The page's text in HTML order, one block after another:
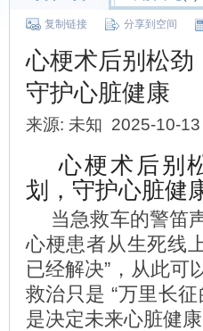
复制链接 分享到空间
心梗术后别松劲
守护心脏健康
来源: 未知 2025-10-
心梗术后别
划，守护心脏健
当急救车的警笛
心梗患者从生死线
已经解决”，从此可
救治只是 “万里长
是决定未来心脏健康